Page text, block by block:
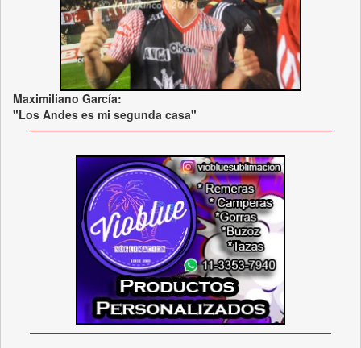
Maximiliano García:
"Los Andes es mi segunda casa"